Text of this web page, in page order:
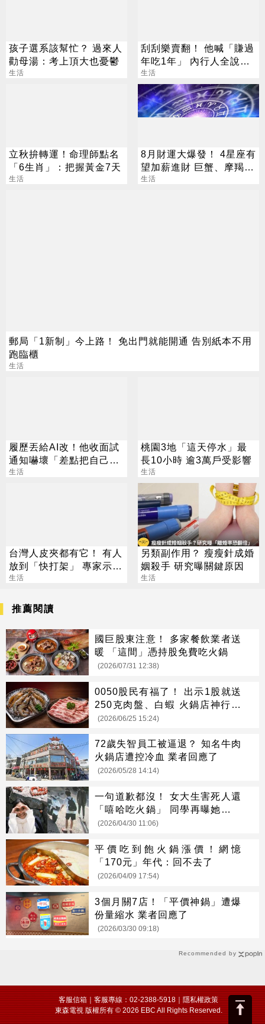
孩子選系該幫忙？ 過來人
勸母湯：考上頂大也憂鬱
生活
刮刮樂賣翻！ 他喊「賺過
年吃1年」 內行人全說
了：生存不易
生活
立秋拚轉運！命理師點名
「6生肖」：把握黃金7天
生活
8月財運大爆發！ 4星座有
望加薪進財 巨蟹、摩羯最
有感
生活
郵局「1新制」今上路！ 免出門就能開通 告別紙本不用
跑臨櫃
生活
履歷丟給AI改！他收面試
通知嚇壞「差點把自己送
走」
生活
桃園3地「這天停水」最
長10小時 逾3萬戶受影響
生活
台灣人皮夾都有它！ 有人
放到「快打架」 專家示
警：會過期
生活
另類副作用？ 瘦瘦針成婚
姻殺手 研究曝關鍵原因
生活
Recommended by
推薦閱讀
國巨股東注意！ 多家餐飲業者送
暖 「這間」憑持股免費吃火鍋
(2026/07/31 12:38)
0050股民有福了！ 出示1股就送
250克肉盤、白蝦 火鍋店神行銷
掀暴動
(2026/06/25 15:24)
72歲失智員工被逼退？ 知名牛肉
火鍋店遭控冷血 業者回應了
(2026/05/28 14:14)
一句道歉都沒！ 女大生害死人還
「嘻哈吃火鍋」 同學再曝她上課
嗨聊
(2026/04/30 11:06)
平價吃到飽火鍋漲價！網憶
「170元」年代：回不去了
(2026/04/09 17:54)
3個月關7店！「平價神鍋」遭爆
份量縮水 業者回應了
(2026/03/30 09:18)
客服信箱｜客服專線：02-2388-5918｜隱私權政策
東森電視 版權所有 © 2026 EBC All Rights Reserved.